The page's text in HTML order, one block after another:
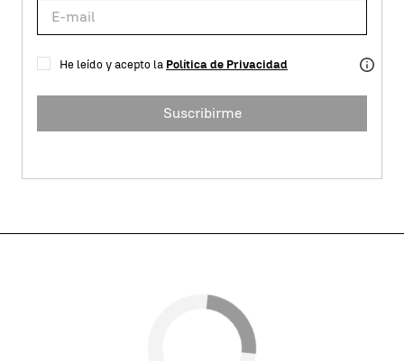
He leído y acepto la Política de Privacidad
Suscribirme